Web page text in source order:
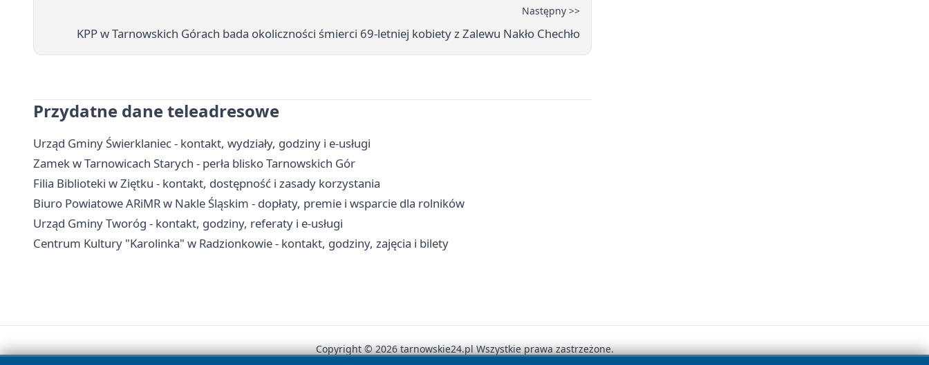
Następny >>
KPP w Tarnowskich Górach bada okoliczności śmierci 69-letniej kobiety z Zalewu Nakło Chechło
Przydatne dane teleadresowe
Urząd Gminy Świerklaniec - kontakt, wydziały, godziny i e-usługi
Zamek w Tarnowicach Starych - perła blisko Tarnowskich Gór
Filia Biblioteki w Ziętku - kontakt, dostępność i zasady korzystania
Biuro Powiatowe ARiMR w Nakle Śląskim - dopłaty, premie i wsparcie dla rolników
Urząd Gminy Tworóg - kontakt, godziny, referaty i e-usługi
Centrum Kultury "Karolinka" w Radzionkowie - kontakt, godziny, zajęcia i bilety
Copyright © 2026 tarnowskie24.pl Wszystkie prawa zastrzeżone.